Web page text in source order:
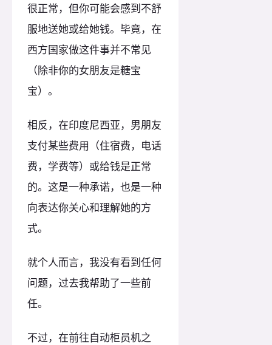
很正常，但你可能会感到不舒
服地送她或给她钱。毕竟，在
西方国家做这件事并不常见
（除非你的女朋友是糖宝
宝）。
相反，在印度尼西亚，男朋友
支付某些费用（住宿费，电话
费，学费等）或给钱是正常
的。这是一种承诺，也是一种
向表达你关心和理解她的方
式。
就个人而言，我没有看到任何
问题，过去我帮助了一些前
任。
不过，在前往自动柜员机之